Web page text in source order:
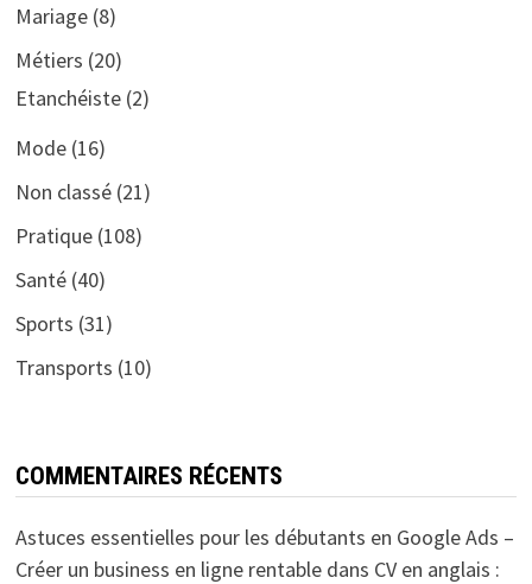
Mariage(8)
Métiers (20)
Etanchéiste(2)
Mode(16)
Non classé(21)
Pratique(108)
Santé(40)
Sports (31)
Transports (10)
COMMENTAIRES RÉCENTS
Astuces essentielles pour les débutants en Google Ads –
Créer un business en ligne rentabledans CV en anglais :